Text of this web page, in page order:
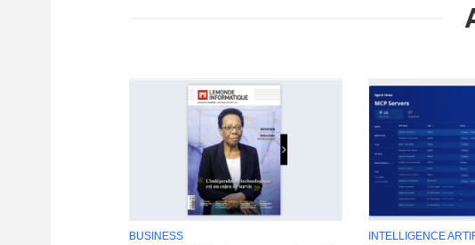
BUSINESS INTELLIGENCE